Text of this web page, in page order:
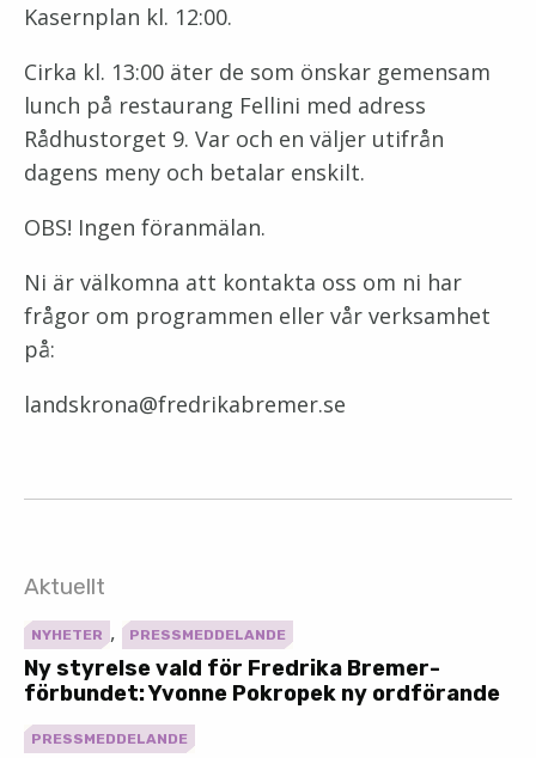
Kasernplan kl. 12:00.
Cirka kl. 13:00 äter de som önskar gemensam
lunch på restaurang Fellini med adress
Rådhustorget 9. Var och en väljer utifrån
dagens meny och betalar enskilt.
OBS! Ingen föranmälan.
Ni är välkomna att kontakta oss om ni har
frågor om programmen eller vår verksamhet
på:
landskrona@fredrikabremer.se
Aktuellt
NYHETER , PRESSMEDDELANDE
Ny styrelse vald för Fredrika Bremer-
förbundet: Yvonne Pokropek ny ordförande
PRESSMEDDELANDE